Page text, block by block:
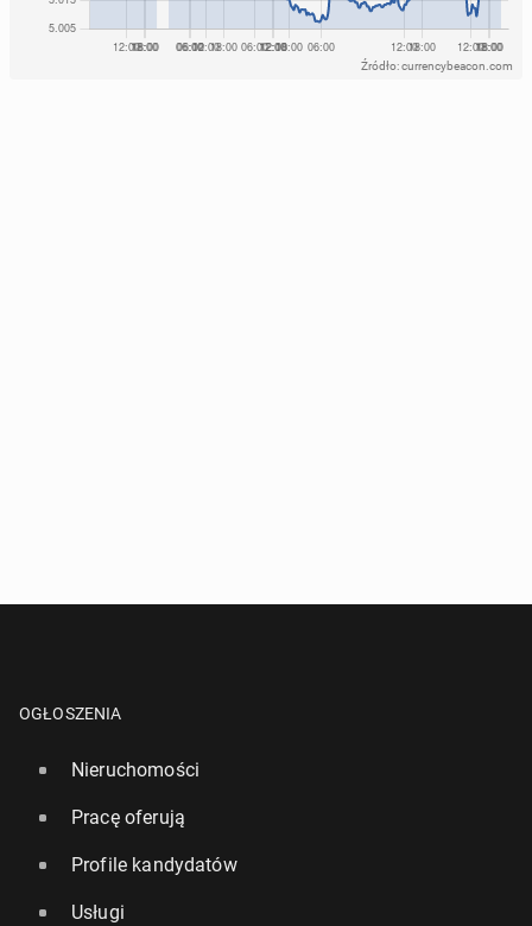
Źródło: currencybeacon.com
OGŁOSZENIA
Nieruchomości
Pracę oferują
Profile kandydatów
Usługi